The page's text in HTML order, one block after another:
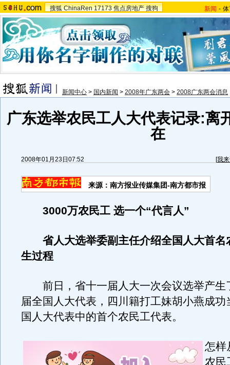
搜狐 ChinaRen 17173 焦点房地产 搜狗 新闻 -
新闻中心 > 国内新闻 > 2008年广东两会 > 2008广东两会消息
广东选举农民工人大代表记录:离
在
2008年01月23日07:52 [我
来源：南方报业传媒集团-南方都市报
3000万农民工 选一个“代言人”
省人大选举委副主任介绍全国人大首名
生过程
前日，省十一届人大一次会议选举产生
届全国人大代表，四川籍打工妹胡小燕成功
国人大代表中的首个农民工代表。
怎样
农民